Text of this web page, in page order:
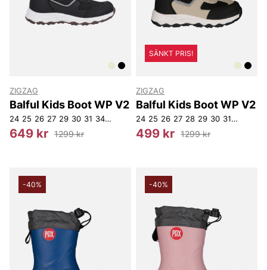
ZIGZAG
Balful Kids Boot WP V2
24 25 26 27 29 30 31 34 35
649 kr 1299 kr
SÄNKT PRIS!
ZIGZAG
Balful Kids Boot WP V2
24 25 26 27 28 29 30 31 32
499 kr 1299 kr
-40% -40%